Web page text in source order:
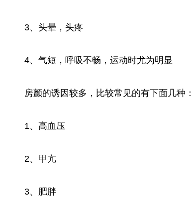
3、头晕，头疼
4、气短，呼吸不畅，运动时尤为明显
房颤的诱因较多，比较常见的有下面几种：
1、高血压
2、甲亢
3、肥胖